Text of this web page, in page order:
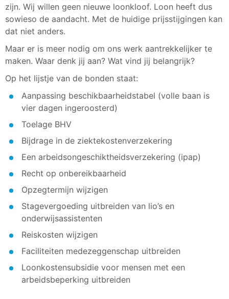
zijn. Wij willen geen nieuwe loonkloof. Loon heeft dus
sowieso de aandacht. Met de huidige prijsstijgingen kan
dat niet anders.
Maar er is meer nodig om ons werk aantrekkelijker te
maken. Waar denk jij aan? Wat vind jij belangrijk?
Op het lijstje van de bonden staat:
Aanpassing beschikbaarheidstabel (volle baan is
vier dagen ingeroosterd)
Toelage BHV
Bijdrage in de ziektekostenverzekering
Een arbeidsongeschiktheidsverzekering (ipap)
Recht op onbereikbaarheid
Opzegtermijn wijzigen
Stagevergoeding uitbreiden van lio’s en
onderwijsassistenten
Reiskosten wijzigen
Faciliteiten medezeggenschap uitbreiden
Loonkostensubsidie voor mensen met een
arbeidsbeperking uitbreiden